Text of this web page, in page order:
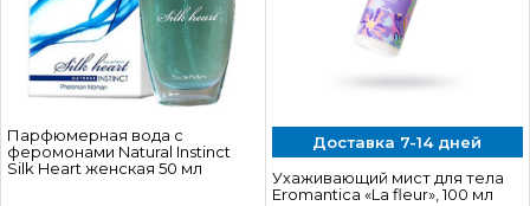
Парфюмерная вода с
феромонами Natural Instinct
Silk Heart женская 50 мл
Доставка 7-14 дней
Ухаживающий мист для тела
Eromantica «La fleur», 100 мл